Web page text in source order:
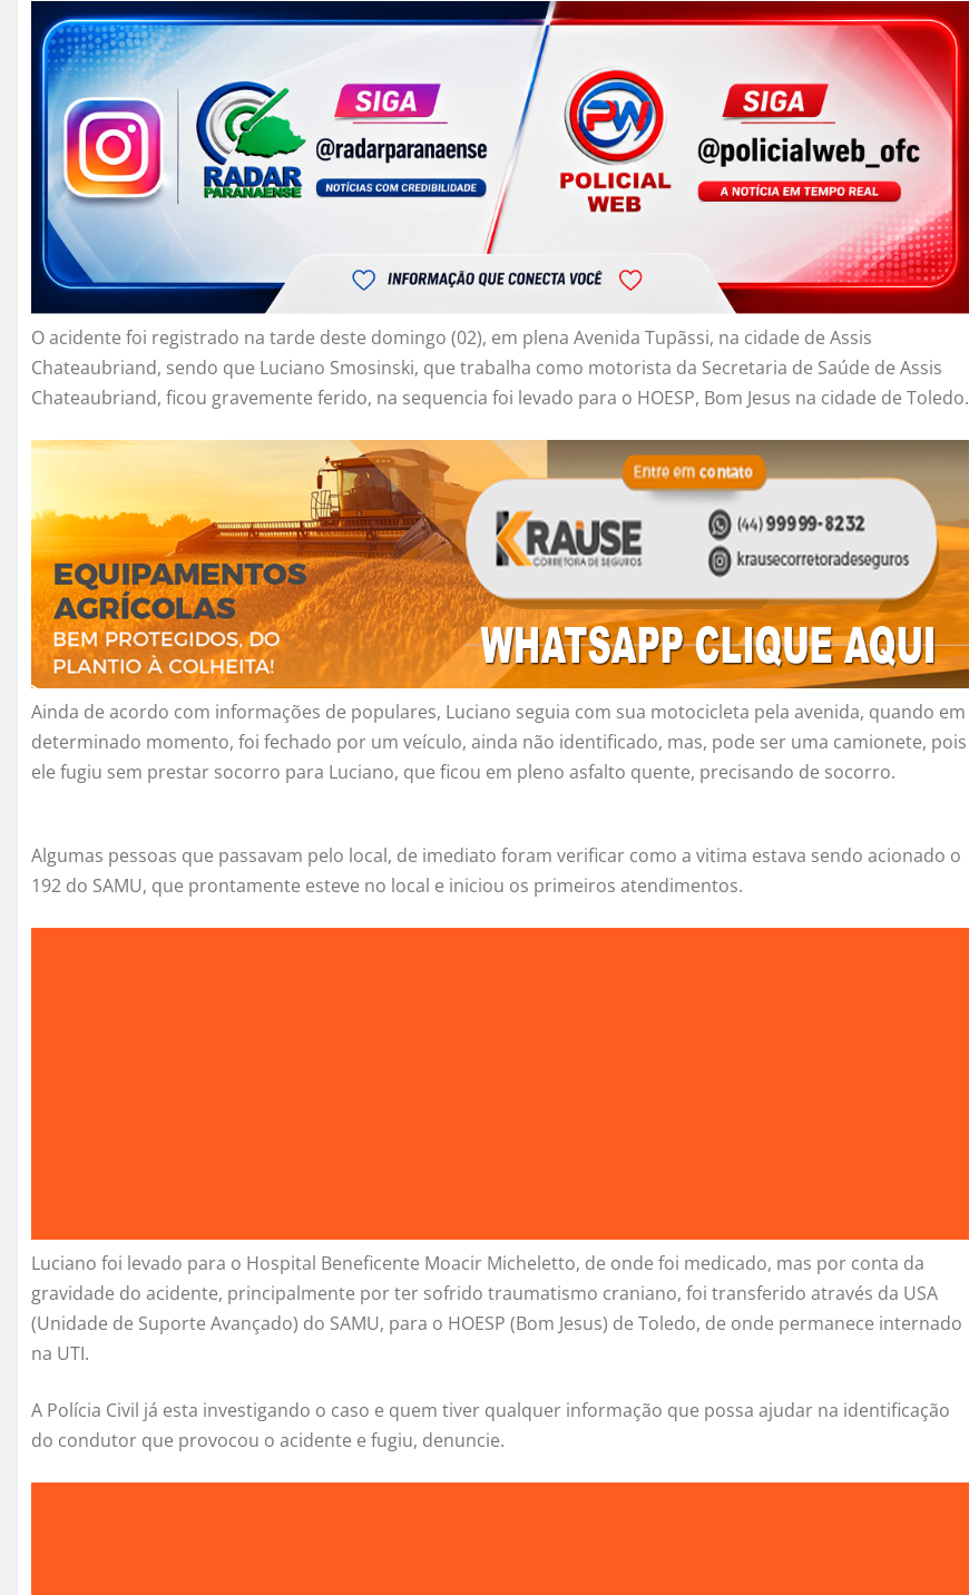
O acidente foi registrado na tarde deste domingo (02), em plena Avenida Tupãssi, na cidade de Assis
Chateaubriand, sendo que Luciano Smosinski, que trabalha como motorista da Secretaria de Saúde de Assis
Chateaubriand, ficou gravemente ferido, na sequencia foi levado para o HOESP, Bom Jesus na cidade de Toledo.
Ainda de acordo com informações de populares, Luciano seguia com sua motocicleta pela avenida, quando em
determinado momento, foi fechado por um veículo, ainda não identificado, mas, pode ser uma camionete, pois
ele fugiu sem prestar socorro para Luciano, que ficou em pleno asfalto quente, precisando de socorro.
Algumas pessoas que passavam pelo local, de imediato foram verificar como a vitima estava sendo acionado o
192 do SAMU, que prontamente esteve no local e iniciou os primeiros atendimentos.
Luciano foi levado para o Hospital Beneficente Moacir Micheletto, de onde foi medicado, mas por conta da
gravidade do acidente, principalmente por ter sofrido traumatismo craniano, foi transferido através da USA
(Unidade de Suporte Avançado) do SAMU, para o HOESP (Bom Jesus) de Toledo, de onde permanece internado
na UTI.
A Polícia Civil já esta investigando o caso e quem tiver qualquer informação que possa ajudar na identificação
do condutor que provocou o acidente e fugiu, denuncie.